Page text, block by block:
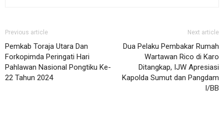
Previous article
Pemkab Toraja Utara Dan
Forkopimda Peringati Hari
Pahlawan Nasional Pongtiku Ke-
22 Tahun 2024
Next article
Dua Pelaku Pembakar Rumah
Wartawan Rico di Karo
Ditangkap, IJW Apresiasi
Kapolda Sumut dan Pangdam
I/BB